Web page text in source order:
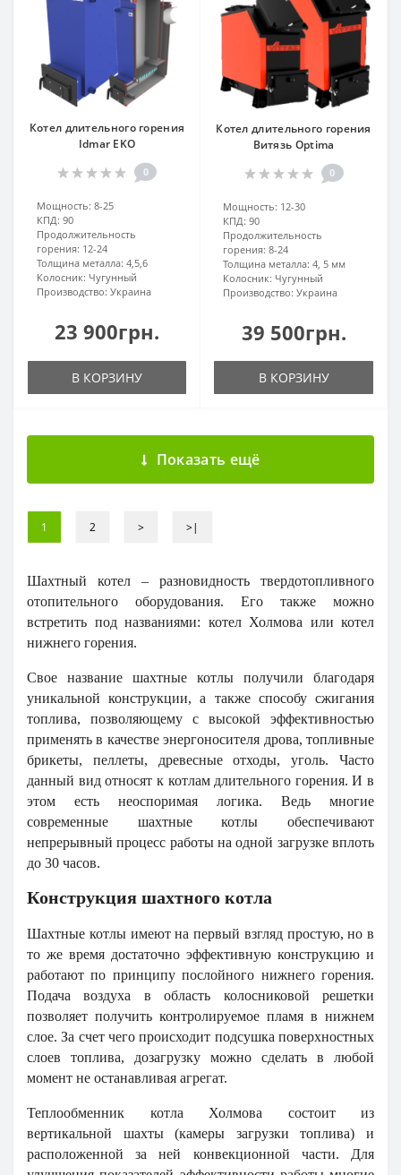
Котел длительного горения
Idmar EKO
0
Мощность: 8-25
КПД: 90
Продолжительность
горения: 12-24
Толщина металла: 4,5,6
Колосник: Чугунный
Производство: Украина
23 900грн.
В КОРЗИНУ
Котел длительного горения
Витязь Optima
0
Мощность: 12-30
КПД: 90
Продолжительность
горения: 8-24
Толщина металла: 4, 5 мм
Колосник: Чугунный
Производство: Украина
39 500грн.
В КОРЗИНУ
Показать ещё
1 2 > >|
Шахтный котел – разновидность твердотопливного
отопительного оборудования. Его также можно
встретить под названиями: котел Холмова или котел
нижнего горения.
Свое название шахтные котлы получили благодаря
уникальной конструкции, а также способу сжигания
топлива, позволяющему с высокой эффективностью
применять в качестве энергоносителя дрова, топливные
брикеты, пеллеты, древесные отходы, уголь. Часто
данный вид относят к котлам длительного горения. И в
этом есть неоспоримая логика. Ведь многие
современные шахтные котлы обеспечивают
непрерывный процесс работы на одной загрузке вплоть
до 30 часов.
Конструкция шахтного котла
Шахтные котлы имеют на первый взгляд простую, но в
то же время достаточно эффективную конструкцию и
работают по принципу послойного нижнего горения.
Подача воздуха в область колосниковой решетки
позволяет получить контролируемое пламя в нижнем
слое. За счет чего происходит подсушка поверхностных
слоев топлива, дозагрузку можно сделать в любой
момент не останавливая агрегат.
Теплообменник котла Холмова состоит из
вертикальной шахты (камеры загрузки топлива) и
расположенной за ней конвекционной части. Для